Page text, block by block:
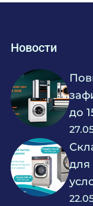
Новости
до
для